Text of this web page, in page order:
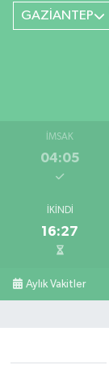
GAZİANTEP
İMSAK
04:05
İKINDI
16:27
Aylık Vakitler